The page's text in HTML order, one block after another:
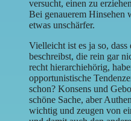
versucht, einen zu
Bei genauerem Hinsehen
etwas unschärfer.
Vielleicht ist es ja so, dass
beschreibst, die rein gar
recht hierarchiehörig,
opportunistische
schon? Konsens und
schöne Sache, aber
wichtig und zeugen von